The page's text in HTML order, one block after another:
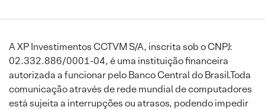
A XP Investimentos CCTVM S/A, inscrita sob o CNPJ:
02.332.886/0001-04, é uma instituição financeira
autorizada a funcionar pelo Banco Central do Brasil.Toda
comunicação através de rede mundial de computadores
está sujeita a interrupções ou atrasos, podendo impedir